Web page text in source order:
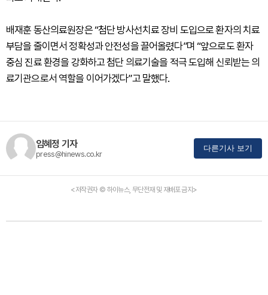
배재훈 동산의료원장은 “첨단 방사선치료 장비 도입으로 환자의 치료
부담을 줄이면서 정확성과 안전성을 끌어올렸다”며 “앞으로도 환자
중심 진료 환경을 강화하고 첨단 의료기술을 적극 도입해 신뢰받는 의
료기관으로서 역할을 이어가겠다”고 말했다.
임혜정 기자
press@hinews.co.kr
다른기사 보기
<저작권자 © 하이뉴스, 무단전재 및 재배포 금지>